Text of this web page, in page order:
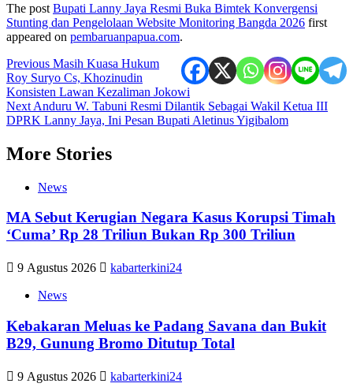
The post Bupati Lanny Jaya Resmi Buka Bimtek Konvergensi
Stunting dan Pengelolaan Website Monitoring Bangda 2026 first
appeared on pembaruanpapua.com.
Post
navigation
Previous Masih Kuasa Hukum
Roy Suryo Cs, Khozinudin
Konsisten Lawan Kezaliman Jokowi
Next Anduru W. Tabuni Resmi Dilantik Sebagai Wakil Ketua III
DPRK Lanny Jaya, Ini Pesan Bupati Aletinus Yigibalom
More Stories
News
MA Sebut Kerugian Negara Kasus Korupsi Timah
‘Cuma’ Rp 28 Triliun Bukan Rp 300 Triliun
9 Agustus 2026 kabarterkini24
News
Kebakaran Meluas ke Padang Savana dan Bukit
B29, Gunung Bromo Ditutup Total
9 Agustus 2026 kabarterkini24